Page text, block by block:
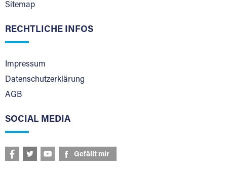
Sitemap
RECHTLICHE INFOS
Impressum
Datenschutzerklärung
AGB
SOCIAL MEDIA
Gefällt mir